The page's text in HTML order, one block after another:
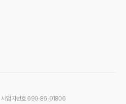
사업자번호 690-86-01806